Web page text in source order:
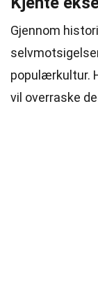
Gjennom
populærkultur.
vil overraske